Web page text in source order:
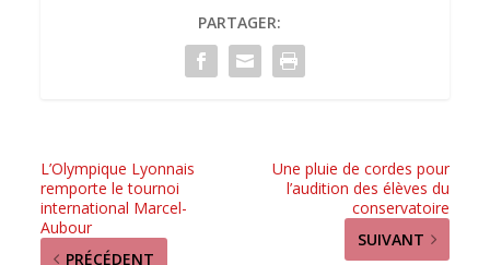
PARTAGER:
L’Olympique Lyonnais
remporte le tournoi
international Marcel-
Aubour
PRÉCÉDENT
Une pluie de cordes pour
l’audition des élèves du
conservatoire
SUIVANT